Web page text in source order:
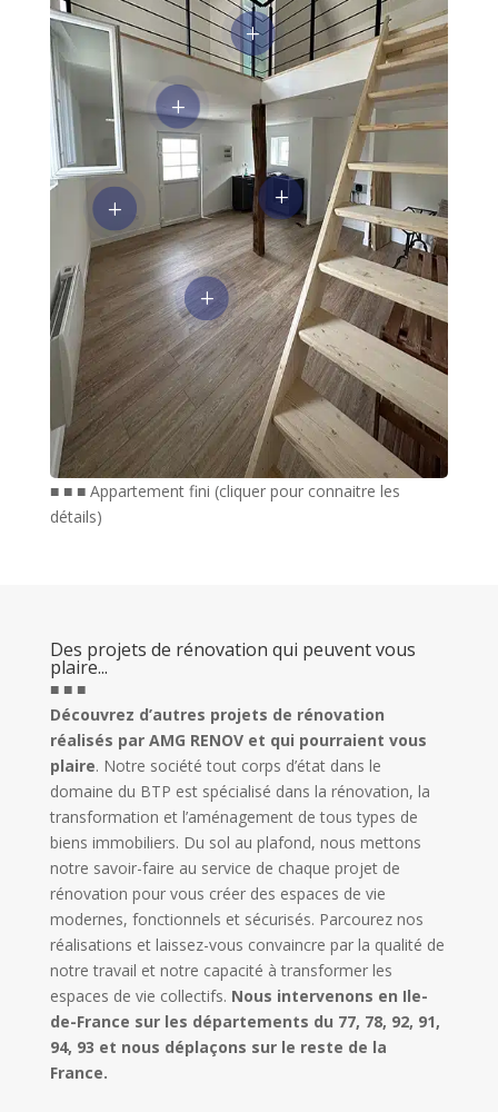
L
L
L
L
L
■ ■ ■ Appartement fini (cliquer pour connaitre les
détails)
Des projets de rénovation qui peuvent vous
plaire...
■ ■ ■
Découvrez d’autres projets de rénovation
réalisés par AMG RENOV et qui pourraient vous
plaire. Notre société tout corps d’état dans le
domaine du BTP est spécialisé dans la rénovation, la
transformation et l’aménagement de tous types de
biens immobiliers. Du sol au plafond, nous mettons
notre savoir-faire au service de chaque projet de
rénovation pour vous créer des espaces de vie
modernes, fonctionnels et sécurisés. Parcourez nos
réalisations et laissez-vous convaincre par la qualité de
notre travail et notre capacité à transformer les
espaces de vie collectifs. Nous intervenons en Ile-
de-France sur les départements du 77, 78, 92, 91,
94, 93 et nous déplaçons sur le reste de la
France.